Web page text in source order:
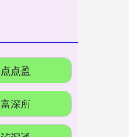
点点盈
富深所